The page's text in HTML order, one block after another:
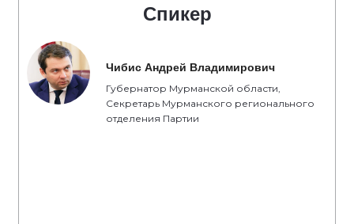
Спикер
Чибис Андрей Владимирович
Губернатор Мурманской области,
Секретарь Мурманского регионального
отделения Партии